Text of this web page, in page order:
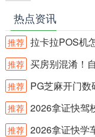
热点资讯
推荐 拉卡拉POS机
推荐 买房别混淆！
推荐 PG芝麻开门数
推荐 2026拿证快驾
推荐 2026拿证快学